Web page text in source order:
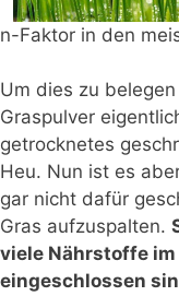
n-Faktor in den
Um dies zu
Graspulver
getrocknetes
Heu. Nun ist es
gar nicht dafür
Gras aufzuspalten.
viele Nährstoffe
eingeschlossen